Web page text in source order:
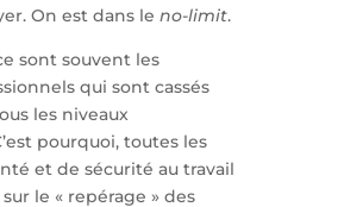
On est dans le no-limit.
sont souvent les
qui sont cassés
les niveaux
pourquoi, toutes les
et de sécurité au travail
le « repérage » des